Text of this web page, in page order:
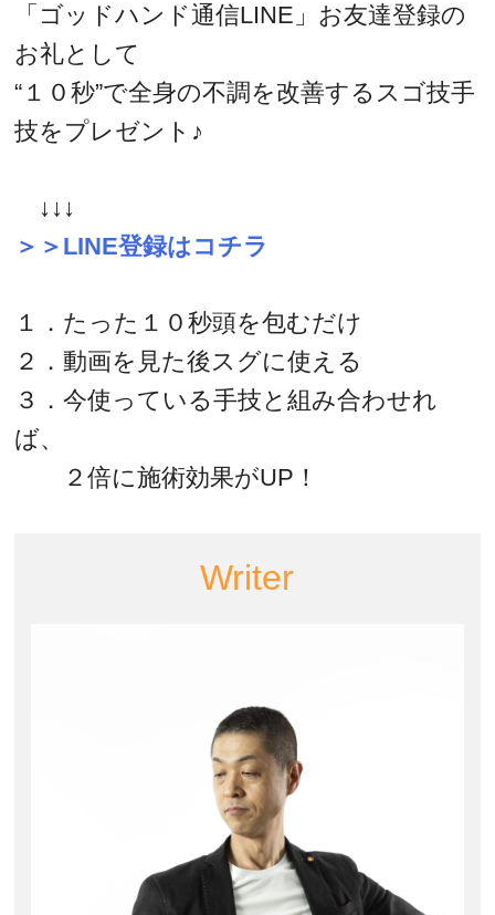
「ゴッドハンド通信LINE」お友達登録の
お礼として
“１０秒”で全身の不調を改善するスゴ技手
技をプレゼント♪
↓↓↓
＞＞LINE登録はコチラ
１．たった１０秒頭を包むだけ
２．動画を見た後スグに使える
３．今使っている手技と組み合わせれ
ば、
２倍に施術効果がUP！
Writer